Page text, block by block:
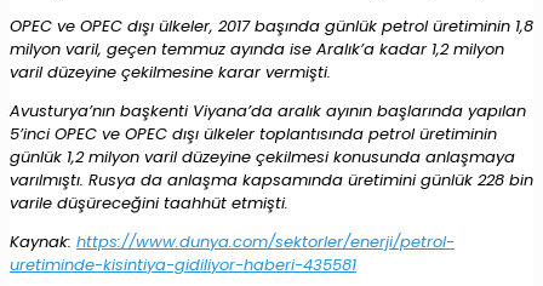
OPEC ve OPEC dışı ülkeler, 2017 başında günlük petrol üretiminin 1,8
milyon varil, geçen temmuz ayında ise Aralık’a kadar 1,2 milyon
varil düzeyine çekilmesine karar vermişti.
Avusturya’nın başkenti Viyana’da aralık ayının başlarında yapılan
5’inci OPEC ve OPEC dışı ülkeler toplantısında petrol üretiminin
günlük 1,2 milyon varil düzeyine çekilmesi konusunda anlaşmaya
varılmıştı. Rusya da anlaşma kapsamında üretimini günlük 228 bin
varile düşüreceğini taahhüt etmişti.
Kaynak: https://www.dunya.com/sektorler/enerji/petrol-
uretiminde-kisintiya-gidiliyor-haberi-435581